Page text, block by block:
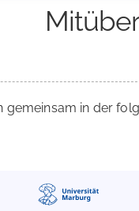
gemeinsam in der